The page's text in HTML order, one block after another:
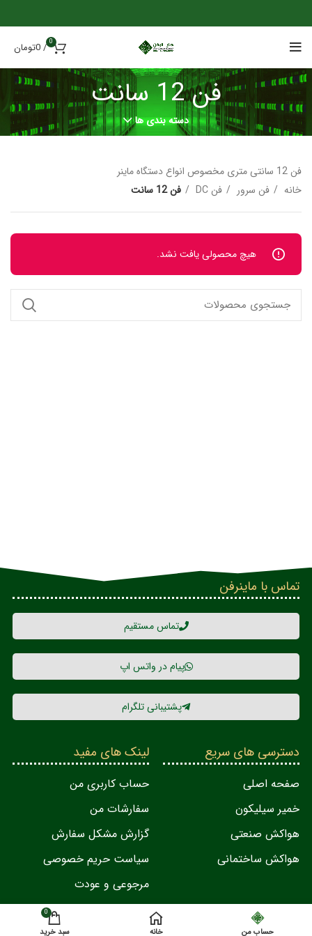
0
/
0تومان
فن 12 سانت
دسته بندی ها
فن 12 سانتی متری مخصوص انواع دستگاه ماینر
خانه
فن سرور فن DC فن 12 سانت
هیچ محصولی یافت نشد.
تماس با ماینرفن
تماس مستقیم
پیام در واتس اپ
پشتیبانی تلگرام
دسترسی های سریع
صفحه اصلی
خمیر سیلیکون
هواکش صنعتی
هواکش ساختمانی
لینک های مفید
حساب کاربری من
سفارشات من
گزارش مشکل سفارش
سیاست حریم خصوصی
مرجوعی و عودت
اعتبارنامه ها
حساب من خانه
0
سبد خرید